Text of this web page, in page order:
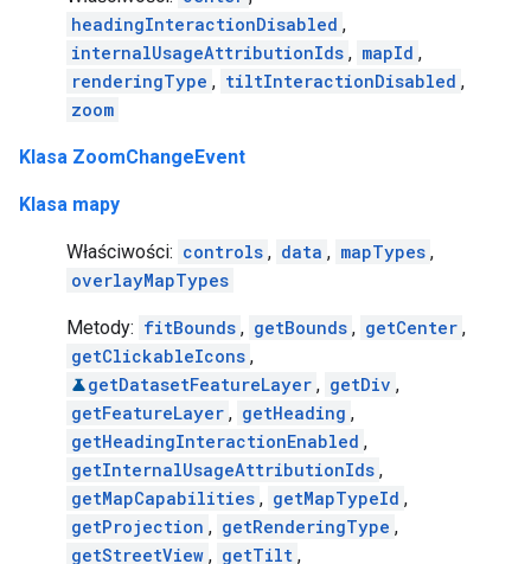
headingInteractionDisabled ,
internalUsageAttributionIds , mapId ,
renderingType , tiltInteractionDisabled ,
zoom
Klasa ZoomChangeEvent
Klasa mapy
Właściwości: controls , data , mapTypes ,
overlayMapTypes
Metody: fitBounds , getBounds , getCenter ,
getClickableIcons ,
getDatasetFeatureLayer , getDiv ,
getFeatureLayer , getHeading ,
getHeadingInteractionEnabled ,
getInternalUsageAttributionIds ,
getMapCapabilities , getMapTypeId ,
getProjection , getRenderingType ,
getStreetView , getTilt ,